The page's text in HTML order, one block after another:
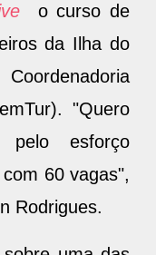
live
o curso de
da Ilha do
"Quero
pelo esforço
60 vagas",